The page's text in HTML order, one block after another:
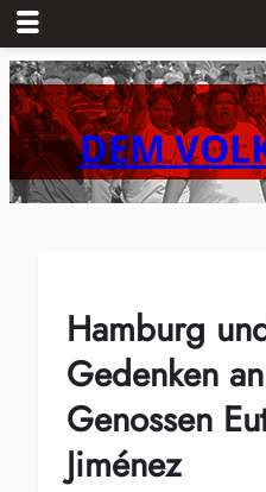
Zum
Inhalt
springenDEM
Hamburg
Gedenken
Genossen
Jiménez